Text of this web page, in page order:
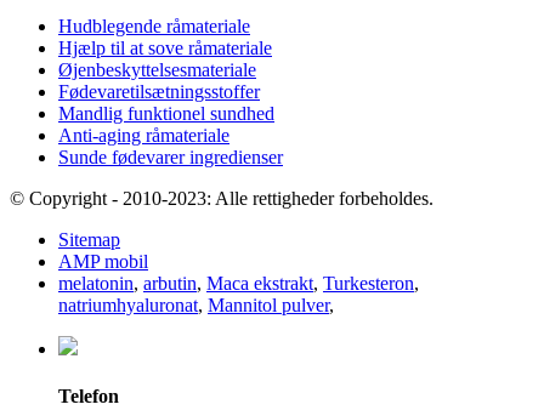
Hudblegende råmateriale
Hjælp til at sove råmateriale
Øjenbeskyttelsesmateriale
Fødevaretilsætningsstoffer
Mandlig funktionel sundhed
Anti-aging råmateriale
Sunde fødevarer ingredienser
© Copyright - 2010-2023: Alle rettigheder forbeholdes.
Sitemap
AMP mobil
melatonin, arbutin, Maca ekstrakt, Turkesteron,
natriumhyaluronat, Mannitol pulver,
Telefon